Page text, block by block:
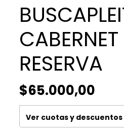
RESERVA
$65.000,00
Ver cuotas y descuentos